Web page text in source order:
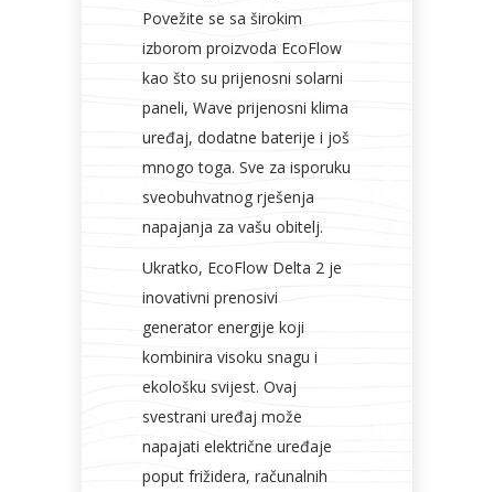
Povežite se sa širokim
izborom proizvoda EcoFlow
kao što su prijenosni solarni
paneli, Wave prijenosni klima
uređaj, dodatne baterije i još
mnogo toga. Sve za isporuku
sveobuhvatnog rješenja
napajanja za vašu obitelj.
Ukratko, EcoFlow Delta 2 je
inovativni prenosivi
generator energije koji
kombinira visoku snagu i
ekološku svijest. Ovaj
svestrani uređaj može
napajati električne uređaje
poput frižidera, računalnih